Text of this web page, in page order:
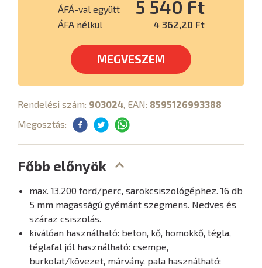
ÁFÁ-val együtt
5 540 Ft
ÁFA nélkül 4 362,20 Ft
MEGVESZEM
Rendelési szám: 903024 , EAN: 8595126993388
Megosztás:
Főbb előnyök
max. 13.200 ford/perc, sarokcsiszológéphez. 16 db
5 mm magasságú gyémánt szegmens. Nedves és
száraz csiszolás.
kiválóan használható: beton, kő, homokkő, tégla,
téglafal jól használható: csempe,
burkolat/kövezet, márvány, pala használható: